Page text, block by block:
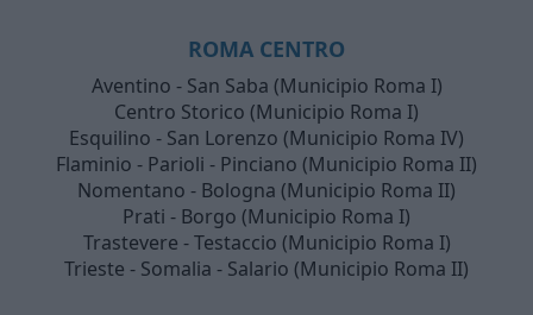
ROMA CENTRO
Aventino - San Saba (Municipio Roma I)
Centro Storico (Municipio Roma I)
Esquilino - San Lorenzo (Municipio Roma IV)
Flaminio - Parioli - Pinciano (Municipio Roma II)
Nomentano - Bologna (Municipio Roma II)
Prati - Borgo (Municipio Roma I)
Trastevere - Testaccio (Municipio Roma I)
Trieste - Somalia - Salario (Municipio Roma II)